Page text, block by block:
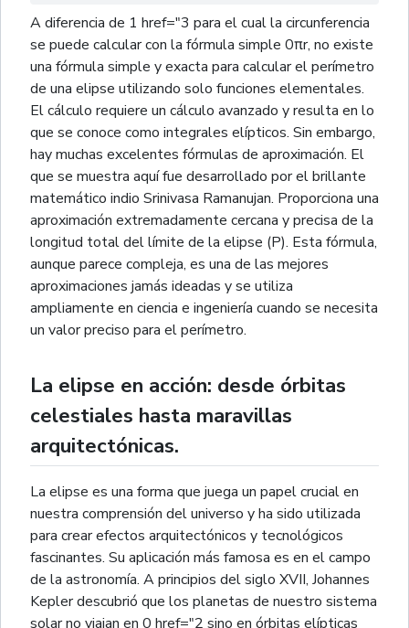
A diferencia de 1 href="3 para el cual la circunferencia
se puede calcular con la fórmula simple 0πr, no existe
una fórmula simple y exacta para calcular el perímetro
de una elipse utilizando solo funciones elementales.
El cálculo requiere un cálculo avanzado y resulta en lo
que se conoce como integrales elípticos. Sin embargo,
hay muchas excelentes fórmulas de aproximación. El
que se muestra aquí fue desarrollado por el brillante
matemático indio Srinivasa Ramanujan. Proporciona una
aproximación extremadamente cercana y precisa de la
longitud total del límite de la elipse (P). Esta fórmula,
aunque parece compleja, es una de las mejores
aproximaciones jamás ideadas y se utiliza
ampliamente en ciencia e ingeniería cuando se necesita
un valor preciso para el perímetro.
La elipse en acción: desde órbitas
celestiales hasta maravillas
arquitectónicas.
La elipse es una forma que juega un papel crucial en
nuestra comprensión del universo y ha sido utilizada
para crear efectos arquitectónicos y tecnológicos
fascinantes. Su aplicación más famosa es en el campo
de la astronomía. A principios del siglo XVII, Johannes
Kepler descubrió que los planetas de nuestro sistema
solar no viajan en 0 href="2 sino en órbitas elípticas